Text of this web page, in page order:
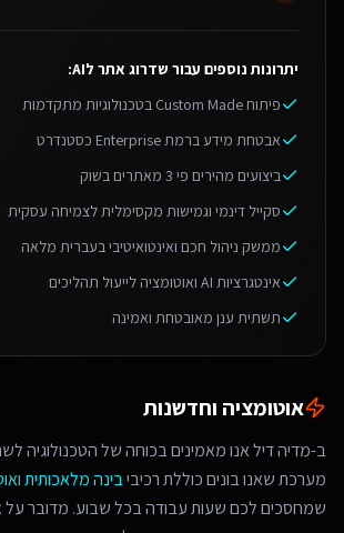
יתרונות נוספים עבור שדרוג אתר לAI
:
פיתוח Custom Made בטכנולוגיות מתקדמות
אבטחת מידע ברמת Enterprise כסטנדרט
ביצועים מהירים פי 3 מאתרים בשוק
סקייל דינמי וגמישות מקסימלית לצמיחה עסקית
ממשק ניהול חכם ואינטואיטיבי בעברית מלאה
אינטגרציות AI ואוטומציה לייעול תהליכים
תשתית ענן מאובטחת ואמינה
אוטומציה וחדשנות
ב-מדיה דיל אנו מאמינים בכוחה של הטכנולוגיה
מערכת שאנו בונים כוללת רכיביבינה מלאכותיתו
שמחסכים לכם שעות עבודה בכל שבוע. מדובר על